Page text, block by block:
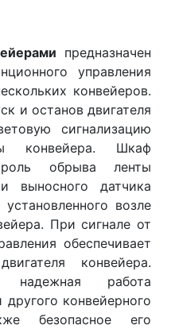
предназначен
управления
конвейеров.
и останов двигателя
сигнализацию
конвейера. Шкаф
обрыва ленты
выносного датчика
возле
При сигнале от
обеспечивает
конвейера.
надежная работа
конвейерного
безопасное его